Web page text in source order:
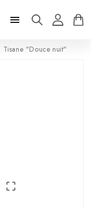

Tisane "Douce nuit"
